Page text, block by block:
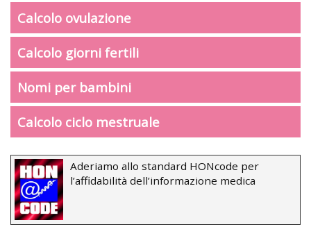
Calcolo ovulazione
Calcolo giorni fertili
Nomi per bambini
Calcolo ciclo mestruale
Aderiamo allo standard HONcode per
l’affidabilità dell’informazione medica